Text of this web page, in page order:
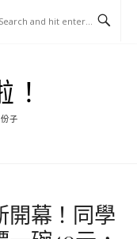
！
子
開幕！同學